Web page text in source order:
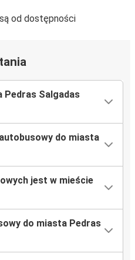
od dostępności
Pedras Salgadas
do miasta
jest w mieście
do miasta Pedras